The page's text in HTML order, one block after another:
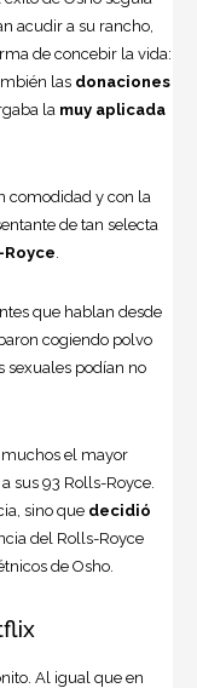
acudir a su rancho,
de concebir la vida:
las donaciones
la muy aplicada
comodidad y con la
de tan selecta
Royce
que hablan desde
cogiendo polvo
sexuales podían no
muchos el mayor
sus 93 Rolls-Royce.
sino que decidió
del Rolls-Royce
de Osho.
Al igual que en